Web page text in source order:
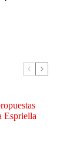
Espriella